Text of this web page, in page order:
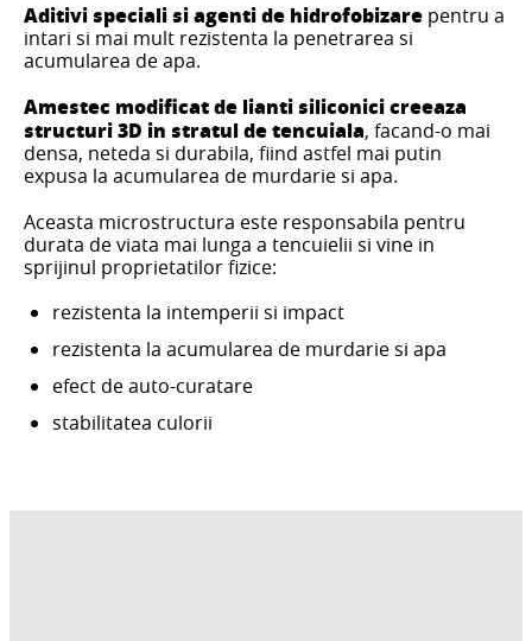
Aditivi speciali si agenti de hidrofobizare pentru a
intari si mai mult rezistenta la penetrarea si
acumularea de apa.
Amestec modificat de lianti siliconici creeaza
structuri 3D in stratul de tencuiala, facand-o mai
densa, neteda si durabila, fiind astfel mai putin
expusa la acumularea de murdarie si apa.
Aceasta microstructura este responsabila pentru
durata de viata mai lunga a tencuielii si vine in
sprijinul proprietatilor fizice:
rezistenta la intemperii si impact
rezistenta la acumularea de murdarie si apa
efect de auto-curatare
stabilitatea culorii